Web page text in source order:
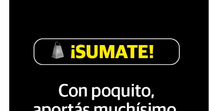
mamá de Lucía Pérez
“Estamos como el día 1”. La frase de la madre de la joven
asesinada en 2016 remite a aquel año: cuando
asesinado a su hija, hasta hoy, dos juicios después, pues la
impunidad sigue consagrada. De motivar el Primer Paro